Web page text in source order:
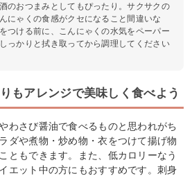
のおつまみとしてもぴったり。サクサクの
にゃくの食感がクセになること間違いな
つける前に、こんにゃくの水気をペーパー
っかりと拭き取ってから調理してください
もアレンジで美味しく食べよう
わさび醤油で食べるものと思われがち
ダや煮物・炒め物・衣をつけて揚げ物
ともできます。また、低カロリーなう
エット中の方にもおすすめです。刺身